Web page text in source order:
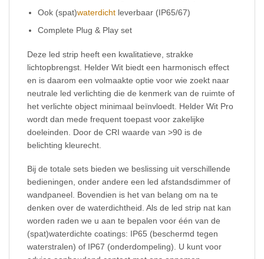
Ook (spat)waterdicht leverbaar (IP65/67)
Complete Plug & Play set
Deze led strip heeft een kwalitatieve, strakke
lichtopbrengst. Helder Wit biedt een harmonisch effect
en is daarom een volmaakte optie voor wie zoekt naar
neutrale led verlichting die de kenmerk van de ruimte of
het verlichte object minimaal beïnvloedt. Helder Wit Pro
wordt dan mede frequent toepast voor zakelijke
doeleinden. Door de CRI waarde van >90 is de
belichting kleurecht.
Bij de totale sets bieden we beslissing uit verschillende
bedieningen, onder andere een led afstandsdimmer of
wandpaneel. Bovendien is het van belang om na te
denken over de waterdichtheid. Als de led strip nat kan
worden raden we u aan te bepalen voor één van de
(spat)waterdichte coatings: IP65 (beschermd tegen
waterstralen) of IP67 (onderdompeling). U kunt voor